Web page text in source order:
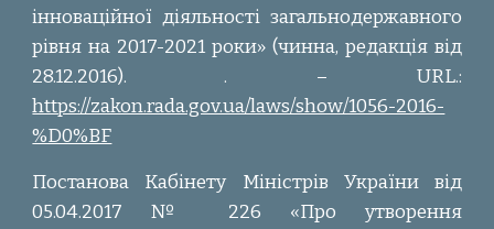
інноваційної діяльності загальнодержавного
рівня на 2017-2021 роки» (чинна, редакція від
28.12.2016).
. – URL.:
https://zakon.rada.gov.ua/laws/show/1056-2016-
%D0%BF
Постанова Кабінету Міністрів України від
05.04.2017 № 226 «Про утворення